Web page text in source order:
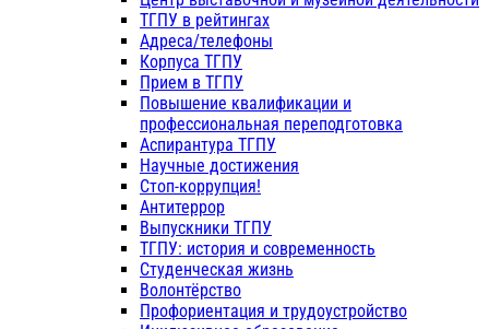
ТГПУ в рейтингах
Адреса/телефоны
Корпуса ТГПУ
Прием в ТГПУ
Повышение квалификации и
профессиональная переподготовка
Аспирантура ТГПУ
Научные достижения
Стоп-коррупция!
Антитеррор
Выпускники ТГПУ
ТГПУ: история и современность
Студенческая жизнь
Волонтёрство
Профориентация и трудоустройство